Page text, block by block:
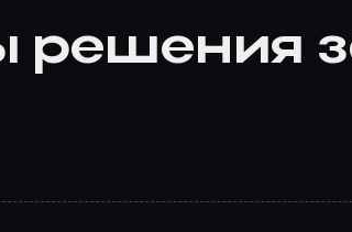
решения